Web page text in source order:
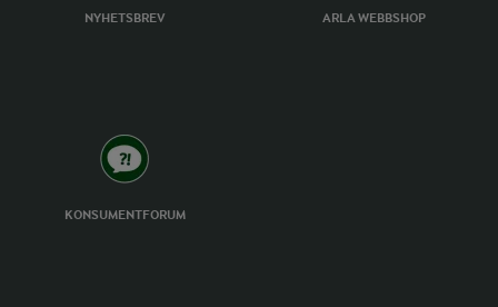
NYHETSBREV ARLA WEBBSHOP
KONSUMENTFORUM